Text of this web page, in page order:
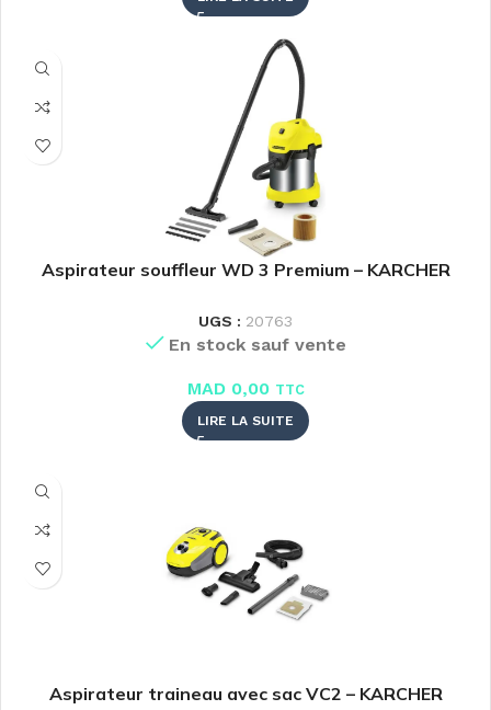
Aspirateur souffleur WD 3 Premium – KARCHER
UGS : 20763
En stock sauf vente
MAD0,00 TTC
LIRE LA SUITE
Aspirateur traineau avec sac VC2 – KARCHER